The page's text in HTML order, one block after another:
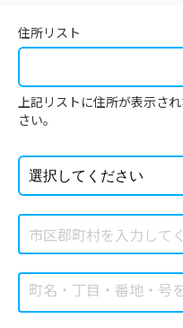
住所リスト
上記リストに住所が表示さ
さい。